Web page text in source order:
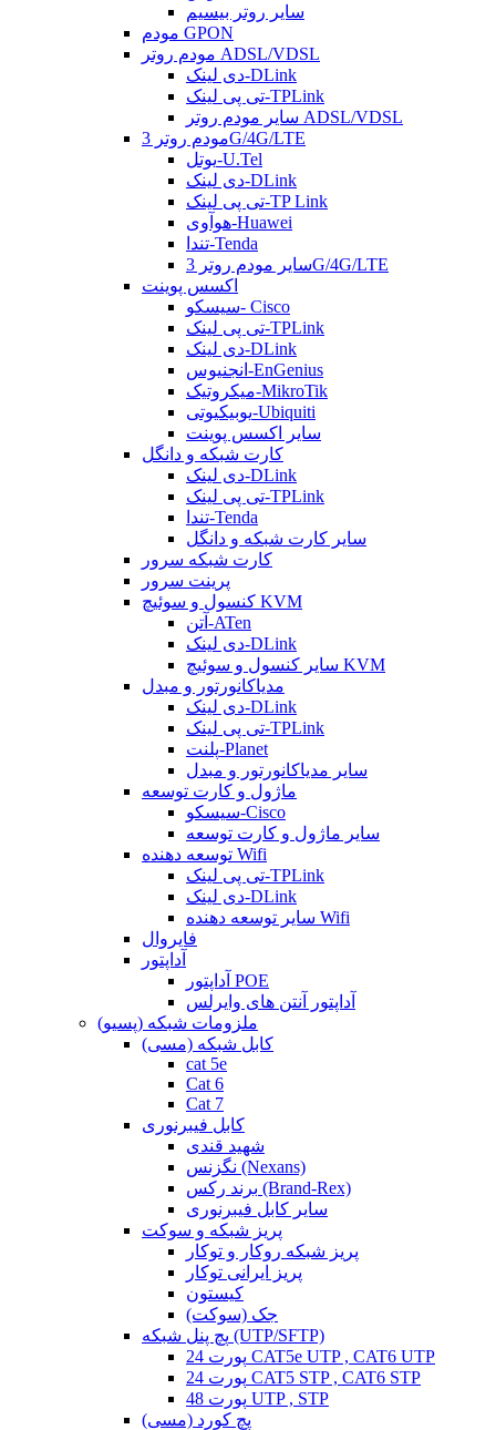
سایر روتر بیسیم
مودم GPON
مودم روتر ADSL/VDSL
دی لینک-DLink
تی پی لینک-TPLink
سایر مودم روتر ADSL/VDSL
مودم روتر 3G/4G/LTE
یوتل-U.Tel
دی لینک-DLink
تی پی لینک-TP Link
هوآوی-Huawei
تندا-Tenda
سایر مودم روتر 3G/4G/LTE
اکسس پوینت
سیسکو- Cisco
تی پی لینک-TPLink
دی لینک-DLink
انجنیوس-EnGenius
میکروتیک-MikroTik
یوبیکیوتی-Ubiquiti
سایر اکسس پوینت
کارت شبکه و دانگل
دی لینک-DLink
تی پی لینک-TPLink
تندا-Tenda
سایر کارت شبکه و دانگل
کارت شبکه سرور
پرینت سرور
کنسول و سوئیچ KVM
آتن-ATen
دی لینک-DLink
سایر کنسول و سوئیچ KVM
مدیاکانورتور و مبدل
دی لینک-DLink
تی پی لینک-TPLink
پلنت-Planet
سایر مدیاکانورتور و مبدل
ماژول و کارت توسعه
سیسکو-Cisco
سایر ماژول و کارت توسعه
توسعه دهنده Wifi
تی پی لینک-TPLink
دی لینک-DLink
سایر توسعه دهنده Wifi
فایروال
آداپتور
آداپتور POE
آداپتور آنتن های وایرلس
ملزومات شبکه (پسیو)
کابل شبکه (مسی)
cat 5e
Cat 6
Cat 7
کابل فیبرنوری
شهید قندی
نگزنس (Nexans)
برند رکس (Brand-Rex)
سایر کابل فیبرنوری
پریز شبکه و سوکت
پریز شبکه روکار و توکار
پریز ایرانی توکار
کیستون
جک (سوکت)
پچ پنل شبکه (UTP/SFTP)
24 پورت CAT5e UTP , CAT6 UTP
24 پورت CAT5 STP , CAT6 STP
48 پورت UTP , STP
پچ کورد (مسی)